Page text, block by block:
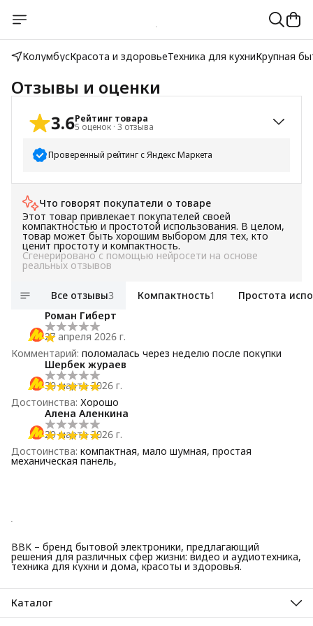
КолумбусКрасота и здоровьеТехника для кухниКрупная
Отзывы и оценки
3.6Рейтинг товара
5 оценок · 3 отзыва
Проверенный рейтинг с Яндекс Маркета
5 звёзд
3
4 звезды
3 звезды
2 звезды
1 звезда
Что говорят покупатели о товаре
Этот товар привлекает покупателей своей
компактностью и простотой использования. В целом,
товар может быть хорошим выбором для тех, кто
ценит простоту и компактность.
Сгенерировано с помощью нейросети на основе
реальных отзывов
Все отзывы3 Компактность1
Простота
Роман Гиберт
27 апреля 2026 г.
Комментарий: поломалась через неделю после покупки
Шербек жураев
30 марта 2026 г.
Достоинства: Хорошо
Алена Аленкина
29 марта 2026 г.
Достоинства: компактная, мало шумная, простая
механическая панель,
BBK – бренд бытовой электроники, предлагающий
решения для различных сфер жизни: видео и аудиотехника,
техника для кухни и дома, красоты и здоровья.
Каталог
Красота и здоровье